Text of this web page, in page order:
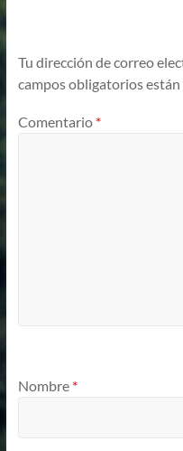
Tu dirección de correo
campos obligatorios están
Comentario *
Nombre *